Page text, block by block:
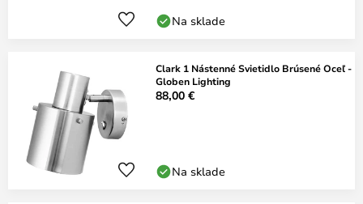
Na sklade
Clark 1 Nástenné Svietidlo Brúsené Oceľ -
Globen Lighting
88,00 €
Na sklade